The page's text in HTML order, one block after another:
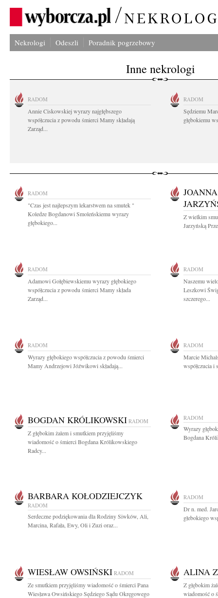
Nekrologi Odeszli Poradnik pogrzebowy
Inne nekrologi
RADOM
Annie Ciskowskiej wyrazy najgłębszego
współczucia z powodu śmierci Mamy składają
Zarząd...
RADOM
Sędziemu
głębokiemu
RADOM
"Czas jest najlepszym lekarstwem na smutek "
Koledze Bogdanowi Smoleńskiemu wyrazy
głębokiego...
Z wielkim
Jarzyńską
RADOM
Adamowi Gołębiewskiemu wyrazy głębokiego
współczucia z powodu śmierci Mamy składa
Zarząd...
RADOM
Naszemu
Leszkowi
szczerego...
RADOM
Wyrazy głębokiego współczucia z powodu śmierci
Mamy Andrzejowi Jóźwikowi składają...
RADOM
Marcie
współczucia i
BOGDAN KRÓLIKOWSKI RADOM
Z głębokim żalem i smutkiem przyjęliśmy
wiadomość o śmierci Bogdana Królikowskiego
Radcy...
RADOM
Wyrazy
Bogdana
BARBARA KOŁODZIEJCZYK
RADOM
Serdeczne podziękowania dla Rodziny Siwków, Ali,
Marcina, Rafała, Ewy, Oli i Zuzi oraz...
RADOM
Dr n. med.
głebokiego
WIESŁAW OWSIŃSKI RADOM
Ze smutkiem przyjęliśmy wiadomość o śmierci Pana
Wiesława Owsińskiego Sędziego Sądu Okręgowego
ALINA
Z głębokim
wiadomość o